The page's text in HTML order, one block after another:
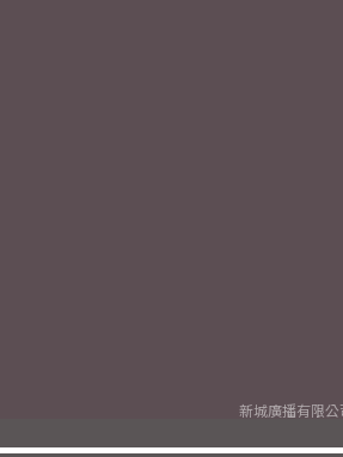
新城廣播有限公
2026© Metro Broadcast Corporation